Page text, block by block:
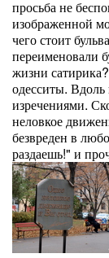
просьба не
изображенной
чего стоит
переименовали
жизни
одесситы. Вдоль
изречениями.
неловкое
безвреден в
раздаешь!" и